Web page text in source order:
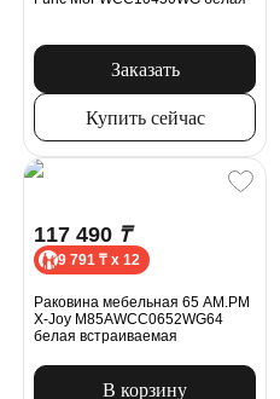
Заказать
Купить сейчас
117 490 ₸
9 791 ₸ x 12
Раковина мебельная 65 AM.PM
X-Joy M85AWCC0652WG64
белая встраиваемая
В корзину